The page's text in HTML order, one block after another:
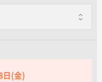
応不可
円 / 3日出荷
が入る透明な袋にお入れ
日(金)